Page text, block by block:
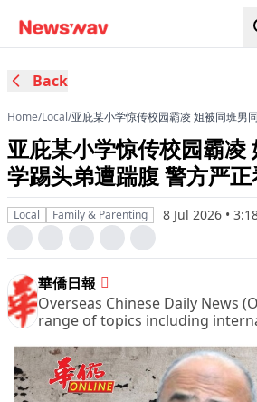
Back
Home/Local/亚庇某小学惊传校园霸凌 姐被同班男
亚庇某小学惊传校园霸凌
学踢头弟遭踹腹 警方严
Local Family & Parenting 8 Jul 2026 •
華僑日報
Overseas Chinese Daily News
range of topics including
sports, entertainment and
and other pages of great